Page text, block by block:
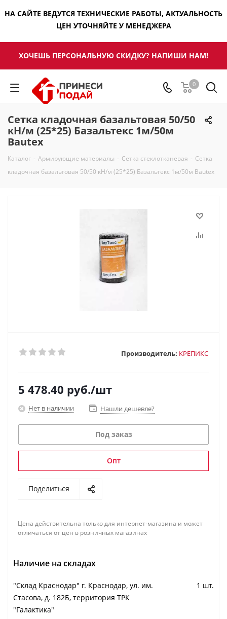
НА САЙТЕ ВЕДУТСЯ ТЕХНИЧЕСКИЕ РАБОТЫ, АКТУАЛЬНОСТЬ
ЦЕН УТОЧНЯЙТЕ У МЕНЕДЖЕРА
ХОЧЕШЬ ПЕРСОНАЛЬНУЮ СКИДКУ? НАПИШИ НАМ!
0
Сетка кладочная базальтовая 50/50
кН/м (25*25) Базальтекс 1м/50м
Bautex
Каталог - Армирующие материалы - Сетка стеклотканевая - Сетка
кладочная базальтовая 50/50 кН/м (25*25) Базальтекс 1м/50м Bautex
Производитель: КРЕПИКС
5 478.40 руб./шт
Нет в наличии Нашли дешевле?
Под заказ
Опт
Поделиться
Цена действительна только для интернет-магазина и может
отличаться от цен в розничных магазинах
Наличие на складах
"Cклад Краснодар" г. Краснодар, ул. им.
Стасова, д. 182Б, территория ТРК
"Галактика"
1 шт.